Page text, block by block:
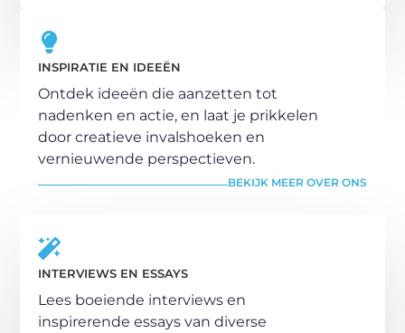
INSPIRATIE EN IDEEËN
Ontdek ideeën die aanzetten tot
nadenken en actie, en laat je prikkelen
door creatieve invalshoeken en
vernieuwende perspectieven.
BEKIJK MEER OVER ONS
INTERVIEWS EN ESSAYS
Lees boeiende interviews en
inspirerende essays van diverse